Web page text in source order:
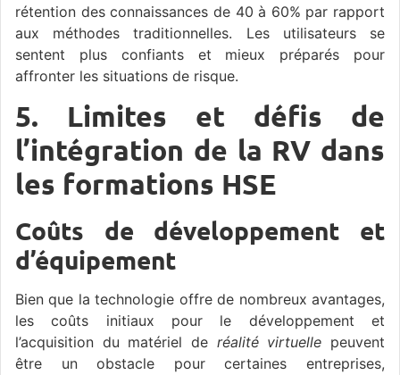
rétention des connaissances de 40 à 60% par rapport
aux méthodes traditionnelles. Les utilisateurs se
sentent plus confiants et mieux préparés pour
affronter les situations de risque.
5. Limites et défis de
l’intégration de la RV dans
les formations HSE
Coûts de développement et
d’équipement
Bien que la technologie offre de nombreux avantages,
les coûts initiaux pour le développement et
l’acquisition du matériel de réalité virtuelle peuvent
être un obstacle pour certaines entreprises,